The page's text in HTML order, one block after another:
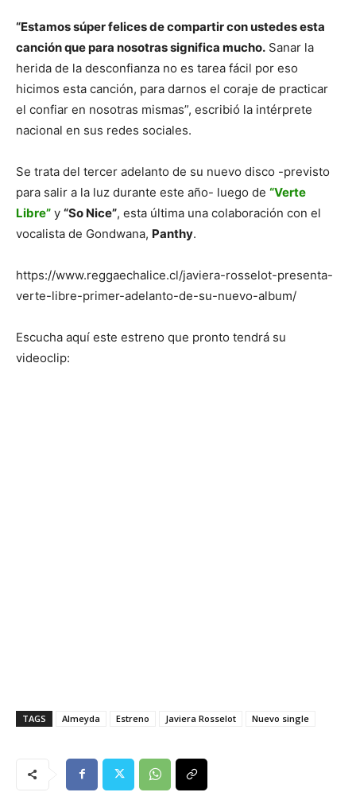
“Estamos súper felices de compartir con ustedes esta
canción que para nosotras significa mucho. Sanar la
herida de la desconfianza no es tarea fácil por eso
hicimos esta canción, para darnos el coraje de practicar
el confiar en nosotras mismas”, escribió la intérprete
nacional en sus redes sociales.
Se trata del tercer adelanto de su nuevo disco -previsto
para salir a la luz durante este año- luego de “Verte
Libre” y “So Nice”, esta última una colaboración con el
vocalista de Gondwana, Panthy.
https://www.reggaechalice.cl/javiera-rosselot-presenta-
verte-libre-primer-adelanto-de-su-nuevo-album/
Escucha aquí este estreno que pronto tendrá su
videoclip:
TAGS Almeyda Estreno Javiera Rosselot Nuevo single